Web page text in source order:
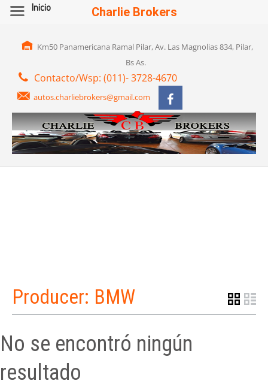
Km50 Panamericana Ramal Pilar, Av. Las Magnolias 834, Pilar,
Bs As.
Contacto/Wsp: (011)- 3728-4670
autos.charliebrokers@gmail.com
Producer: BMW
No se encontró ningún
resultado
Inicio Charlie Brokers